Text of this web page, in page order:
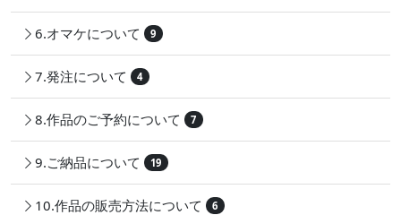
6.オマケについて 9
7.発注について 4
8.作品のご予約について 7
9.ご納品について 19
10.作品の販売方法について 6